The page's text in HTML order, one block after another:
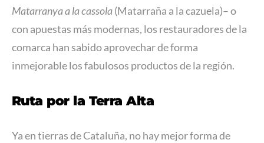
Matarranya a la cassola(Matarraña a la cazuela)– o
con apuestas más modernas, los restauradores de la
comarca han sabido aprovechar de forma
inmejorable los fabulosos productos de la región.
Ruta por la Terra Alta
Ya en tierras de Cataluña, no hay mejor forma de